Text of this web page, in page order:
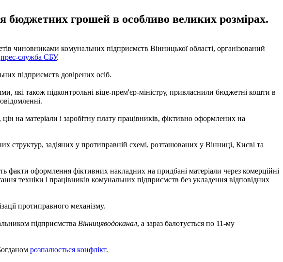
бюджетних грошей в особливо великих розмірах.
чиновниками комунальних підприємств Вінницької області, організований
прес-служба СБУ.
підприємств довірених осіб.
також підконтрольні віце-прем'єр-міністру, привласнили бюджетні кошти в
на матеріали і заробітну плату працівників, фіктивно оформлених на
задіяних у протиправній схемі, розташованих у Вінниці, Києві та
факти оформлення фіктивних накладних на придбані матеріали через комерційні
техніки і працівників комунальних підприємств без укладення відповідних
протиправного механізму.
підприємства Вінницяводоканал, а зараз балотується по 11-му
розпалюється конфлікт.